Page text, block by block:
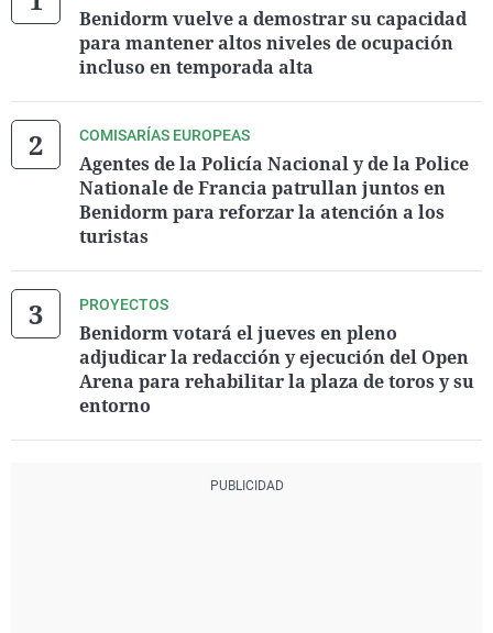
Benidorm vuelve a demostrar su capacidad
para mantener altos niveles de ocupación
incluso en temporada alta
COMISARÍAS EUROPEAS
Agentes de la Policía Nacional y de la Police
Nationale de Francia patrullan juntos en
Benidorm para reforzar la atención a los
turistas
PROYECTOS
Benidorm votará el jueves en pleno
adjudicar la redacción y ejecución del Open
Arena para rehabilitar la plaza de toros y su
entorno